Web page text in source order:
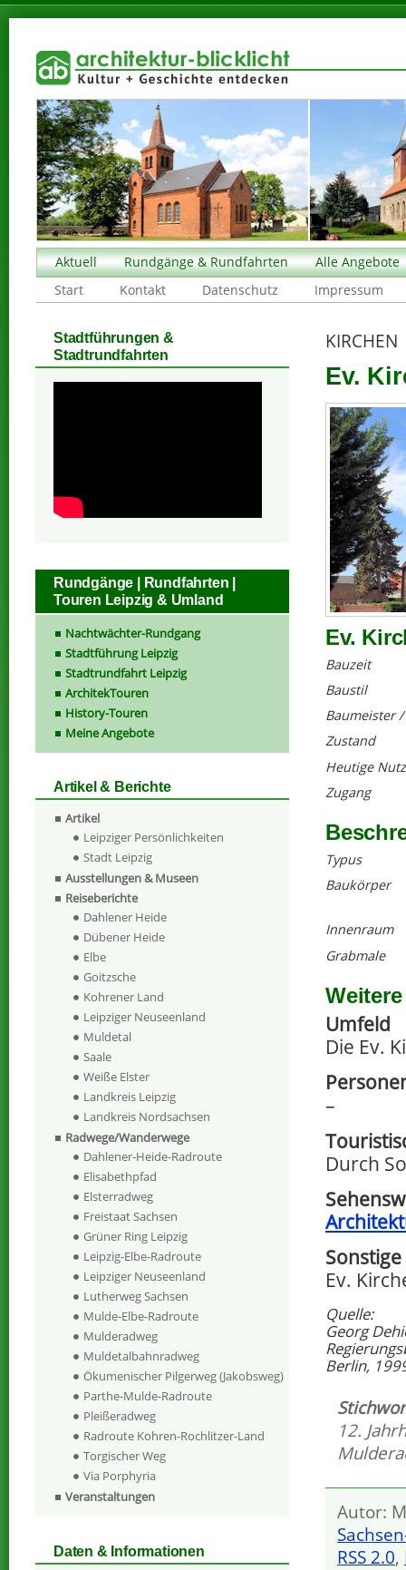
Aktuell Rundgänge & Rundfahrten
Alle Angebote
Start
Kontakt Datenschutz Impressum
KIRCHEN
Ev.
Ev.
Bauzeit
Baustil
Baumeister
Zustand
Heutige
Zugang
Typus
Baukörper
Innenraum
Grabmale
Umfeld
Die Ev.
–
Durch
Ev.
Quelle:
Georg
Berlin,
12.
Autor:
RSS 2.0,
Stadtführungen &
Stadtrundfahrten
Rundgänge | Rundfahrten |
Touren Leipzig & Umland
Nachtwächter-Rundgang
Stadtführung Leipzig
Stadtrundfahrt Leipzig
ArchitekTouren
History-Touren
Meine Angebote
Artikel & Berichte
Artikel
Leipziger Persönlichkeiten
Stadt Leipzig
Ausstellungen & Museen
Reiseberichte
Dahlener Heide
Dübener Heide
Elbe
Goitzsche
Kohrener Land
Leipziger Neuseenland
Muldetal
Saale
Weiße Elster
Landkreis Leipzig
Landkreis Nordsachsen
Radwege/Wanderwege
Dahlener-Heide-Radroute
Elisabethpfad
Elsterradweg
Freistaat Sachsen
Grüner Ring Leipzig
Leipzig-Elbe-Radroute
Leipziger Neuseenland
Lutherweg Sachsen
Mulde-Elbe-Radroute
Mulderadweg
Muldetalbahnradweg
Ökumenischer Pilgerweg (Jakobsweg)
Parthe-Mulde-Radroute
Pleißeradweg
Radroute Kohren-Rochlitzer-Land
Torgischer Weg
Via Porphyria
Veranstaltungen
Daten & Informationen